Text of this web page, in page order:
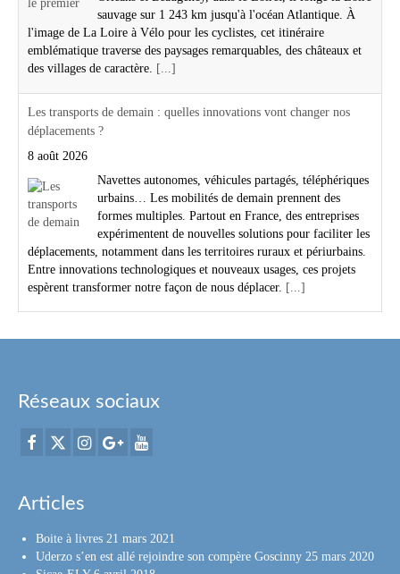
sauvage sur 1 243 km jusqu'à l'océan Atlantique. À
l'image de La Loire à Vélo pour les cyclistes, cet itinéraire
emblématique traverse des paysages remarquables, des châteaux et
des villages de caractère. [...]
Les transports de demain : quelles innovations vont changer nos
déplacements ?
8 août 2026
Navettes autonomes, véhicules partagés, téléphériques
urbains… Les mobilités de demain prennent des
formes multiples. Partout en France, des entreprises
expérimentent de nouvelles solutions pour faciliter les
déplacements, notamment dans les territoires ruraux et périurbains.
Entre innovations technologiques et nouveaux usages, ces projets
espèrent transformer notre façon de nous déplacer. [...]
Réseaux sociaux
Articles
Boite à livres 21 mars 2021
Uderzo s’en est allé rejoindre son compère Goscinny 25 mars 2020